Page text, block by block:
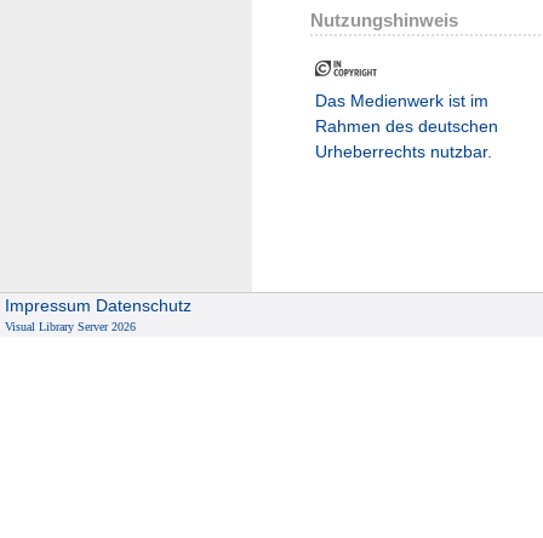
Nutzungshinweis
Das Medienwerk ist im
Rahmen des deutschen
Urheberrechts nutzbar.
Impressum Datenschutz
Visual Library Server 2026